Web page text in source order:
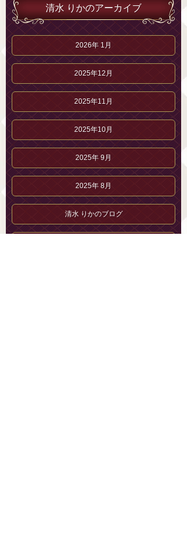
清水 りかのアーカイブ
2026年 1月
2025年12月
2025年11月
2025年10月
2025年 9月
2025年 8月
清水 りかのブログ